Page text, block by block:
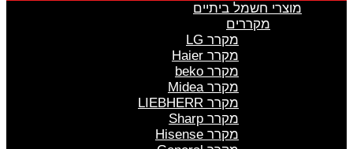
מוצרי חשמל ביתיים
מקררים
מקרר LG
מקרר Haier
מקרר beko
מקרר Midea
מקרר LIEBHERR
מקרר Sharp
מקרר Hisense